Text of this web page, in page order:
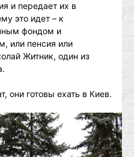
и передает их в
это идет – к
фондом и
или пенсия или
Житник, один из
они готовы ехать в Киев.